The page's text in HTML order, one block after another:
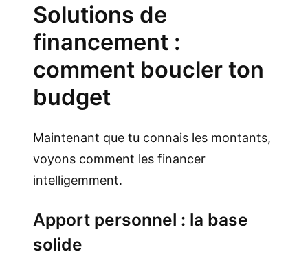
Solutions de
financement :
comment boucler ton
budget
Maintenant que tu connais les montants,
voyons comment les financer
intelligemment.
Apport personnel : la base
solide